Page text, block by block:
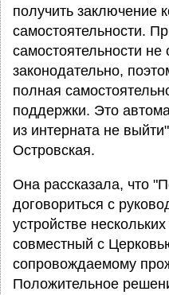
получить заключение
самостоятельности.
самостоятельности
законодательно,
полная
поддержки. Это
из интерната не
Островская.
Она рассказала, что
договориться с
устройстве
совместный с
сопровождаемому
Положительное